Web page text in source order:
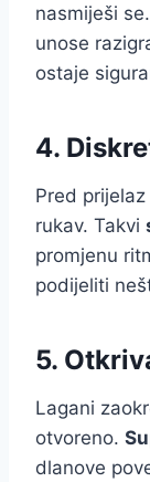
nasmiješi
unose
ostaje
4.
Pred
rukav. Takvi
promjenu
podijeliti
5.
Lagani
otvoreno.
dlanove